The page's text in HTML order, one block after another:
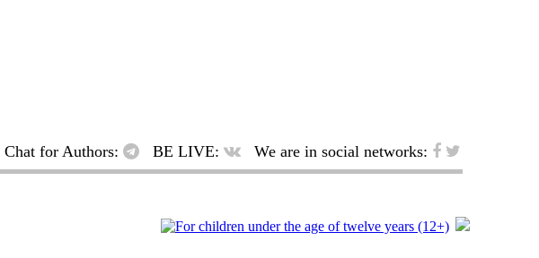
Chat for Authors: BE LIVE: We are in social networks: